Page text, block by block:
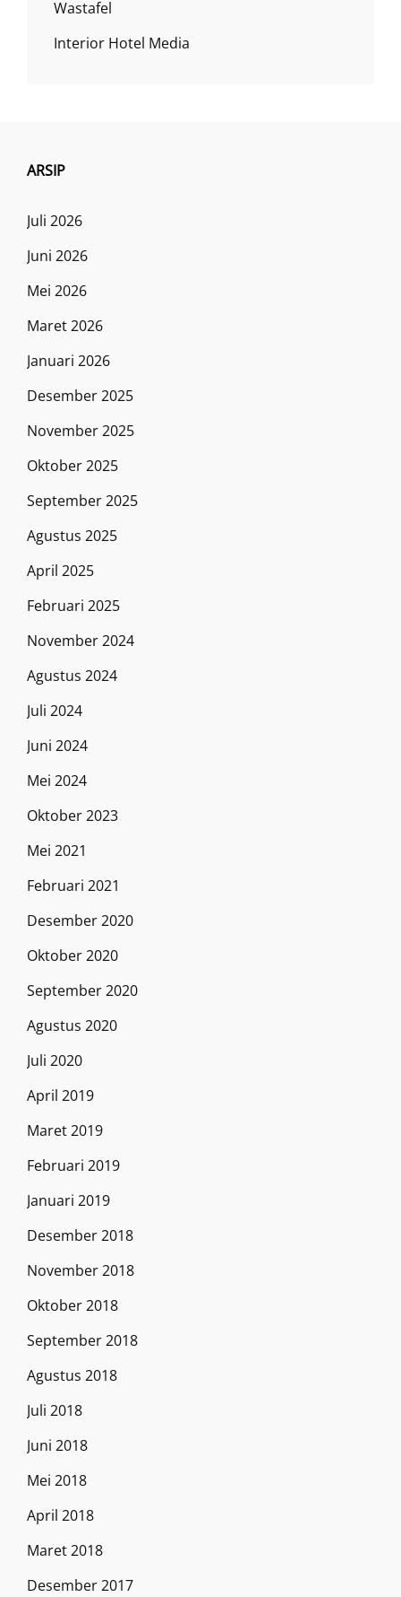
Wastafel
Interior Hotel Media
ARSIP
Juli 2026
Juni 2026
Mei 2026
Maret 2026
Januari 2026
Desember 2025
November 2025
Oktober 2025
September 2025
Agustus 2025
April 2025
Februari 2025
November 2024
Agustus 2024
Juli 2024
Juni 2024
Mei 2024
Oktober 2023
Mei 2021
Februari 2021
Desember 2020
Oktober 2020
September 2020
Agustus 2020
Juli 2020
April 2019
Maret 2019
Februari 2019
Januari 2019
Desember 2018
November 2018
Oktober 2018
September 2018
Agustus 2018
Juli 2018
Juni 2018
Mei 2018
April 2018
Maret 2018
Desember 2017